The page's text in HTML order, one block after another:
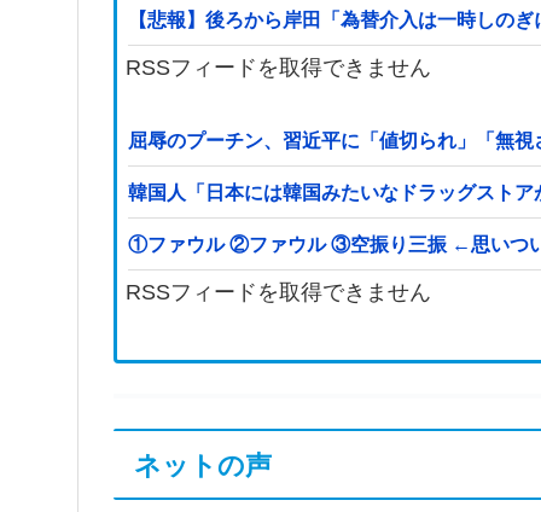
【悲報】後ろから岸田「為替介入は一時しの
RSSフィードを取得できません
屈辱のプーチン、習近平に「値切られ」「無
韓国人「日本には韓国みたいなドラッグスト
①ファウル ②ファウル ③空振り三振 ←
RSSフィードを取得できません
ネットの声